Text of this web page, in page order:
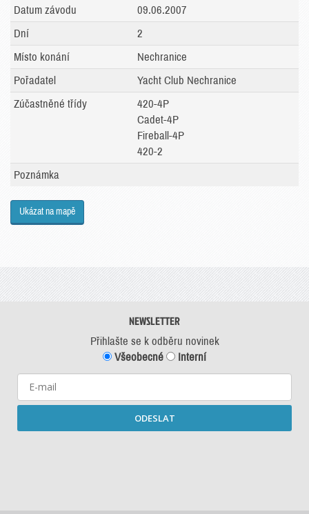
Datum závodu
09.06.2007
Dní
2
Místo konání
Nechranice
Pořadatel
Yacht Club Nechranice
Zúčastněné třídy
420-4P
Cadet-4P
Fireball-4P
420-2
Poznámka
Ukázat na mapě
NEWSLETTER
Přihlašte se k odběru novinek
Všeobecné
Interní
ODESLAT